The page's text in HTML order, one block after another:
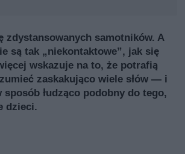
zdystansowanych samotników. A
są tak „niekontaktowe”, jak się
wskazuje na to, że potrafią
zaskakująco wiele słów — i
łudząco podobny do tego,
dzieci.